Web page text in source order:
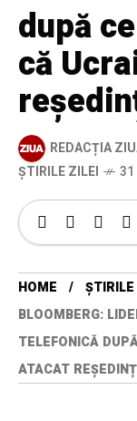
după
că
REDACȚIA
ȘTIRILE ZILEI
HOME
BLOOMBERG:
TELEFONICĂ
ATACAT